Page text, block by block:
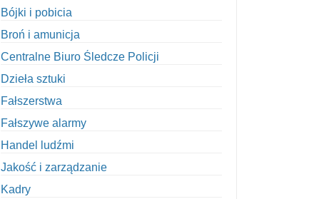
Bójki i pobicia
Broń i amunicja
Centralne Biuro Śledcze Policji
Dzieła sztuki
Fałszerstwa
Fałszywe alarmy
Handel ludźmi
Jakość i zarządzanie
Kadry